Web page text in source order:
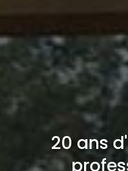
20 ans